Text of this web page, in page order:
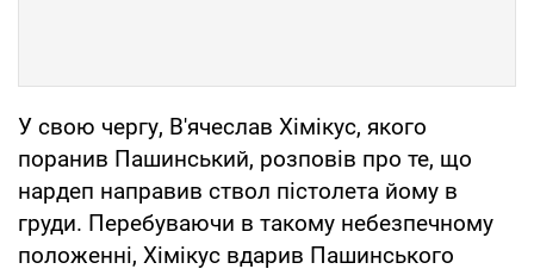
У свою чергу, В'ячеслав Хімікус, якого
поранив Пашинський, розповів про те, що
нардеп направив ствол пістолета йому в
груди. Перебуваючи в такому небезпечному
положенні, Хімікус вдарив Пашинського